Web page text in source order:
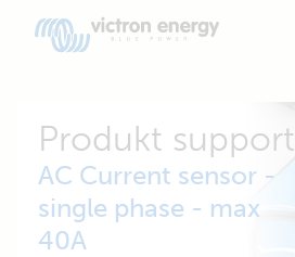
Produkt support
AC Current sensor -
single phase - max
40A